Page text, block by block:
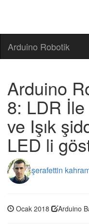
Arduino Robotik
Arduino
8: LDR İle
ve Işık
LED li
şerafettin
Ocak 2018 Arduino